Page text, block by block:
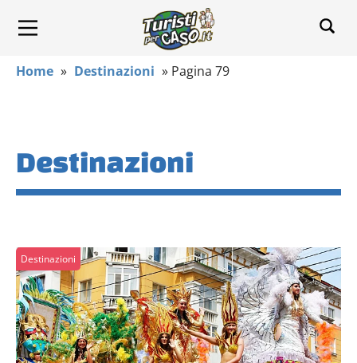
Home » Destinazioni » Pagina 79
Destinazioni
Destinazioni